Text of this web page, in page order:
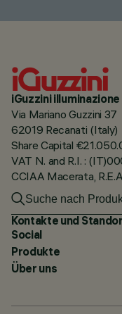
iGuzzini illuminazione
Via Mariano Guzzini 37
62019 Recanati (Italy)
Share Capital
VAT N. and R.I. :
CCIAA Macerata,
Kontakte und
Social
Produkte
Über uns